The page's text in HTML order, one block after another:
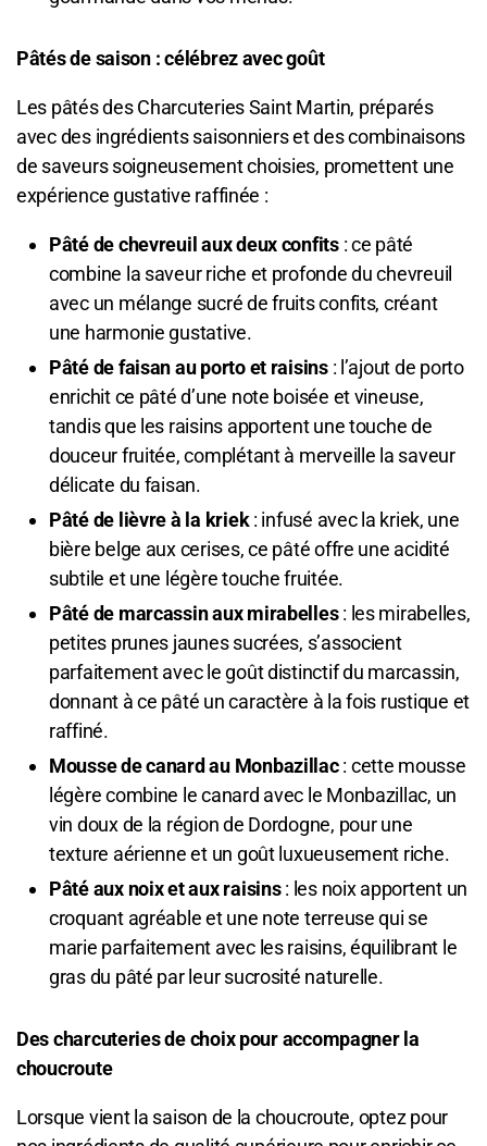
Pâtés de saison : célébrez avec goût
Les pâtés des Charcuteries Saint Martin, préparés
avec des ingrédients saisonniers et des combinaisons
de saveurs soigneusement choisies, promettent une
expérience gustative raffinée :
Pâté de chevreuil aux deux confits: ce pâté
combine la saveur riche et profonde du chevreuil
avec un mélange sucré de fruits confits, créant
une harmonie gustative.
Pâté de faisan au porto et raisins: l’ajout de porto
enrichit ce pâté d’une note boisée et vineuse,
tandis que les raisins apportent une touche de
douceur fruitée, complétant à merveille la saveur
délicate du faisan.
Pâté de lièvre à la kriek: infusé avec la kriek, une
bière belge aux cerises, ce pâté offre une acidité
subtile et une légère touche fruitée.
Pâté de marcassin aux mirabelles: les mirabelles,
petites prunes jaunes sucrées, s’associent
parfaitement avec le goût distinctif du marcassin,
donnant à ce pâté un caractère à la fois rustique et
raffiné.
Mousse de canard au Monbazillac: cette mousse
légère combine le canard avec le Monbazillac, un
vin doux de la région de Dordogne, pour une
texture aérienne et un goût luxueusement riche.
Pâté aux noix et aux raisins: les noix apportent un
croquant agréable et une note terreuse qui se
marie parfaitement avec les raisins, équilibrant le
gras du pâté par leur sucrosité naturelle.
Des charcuteries de choix pour accompagner la
choucroute
Lorsque vient la saison de la choucroute, optez pour